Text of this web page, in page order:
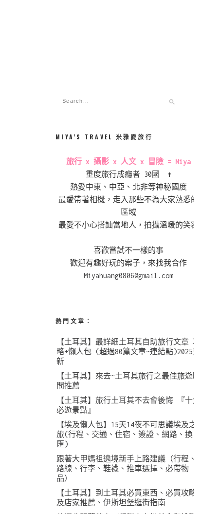
MIYA’S TRAVEL 米雅愛旅行
旅行 x 攝影 x 人文 x 冒險 = Miya
重度旅行成癮者 30國 ↑
熱愛中東、中亞、北非等神秘國度
最愛帶著相機，走入那些不為大家熟悉的
區域
最愛不小心搭訕當地人，拍攝溫暖的笑容
喜歡嘗試不一樣的事
歡迎有趣好玩的案子，來找我合作
Miyahuang0806@gmail.com
熱門文章︰
【土耳其】最詳細土耳其自助旅行文章 攻
略+懶人包 (超過80篇文章~連結點)2025更
新
【土耳其】來去~土耳其旅行之最佳旅遊時
間推薦
【土耳其】旅行土耳其不去會後悔 『十大
必遊景點』
【埃及懶人包】15天14夜不可思議埃及之
旅(行程、交通、住宿、簽證、網路、換
匯)
跟著大甲媽祖遶境新手上路建議（行程、
路線、行李、鞋襪、推車選擇、必帶物
品）
【土耳其】到土耳其必買東西、必買攻略
及店家推薦、伊斯坦堡逛街指南